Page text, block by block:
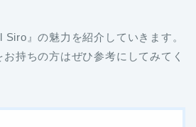
』の魅力を紹介していきます。
お持ちの方はぜひ参考にしてみてく